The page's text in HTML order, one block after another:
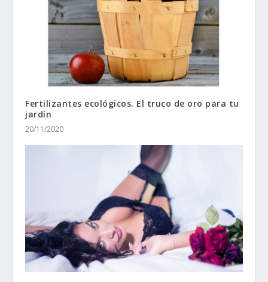
Fertilizantes ecológicos. El truco de oro para tu
jardín
20/11/2020